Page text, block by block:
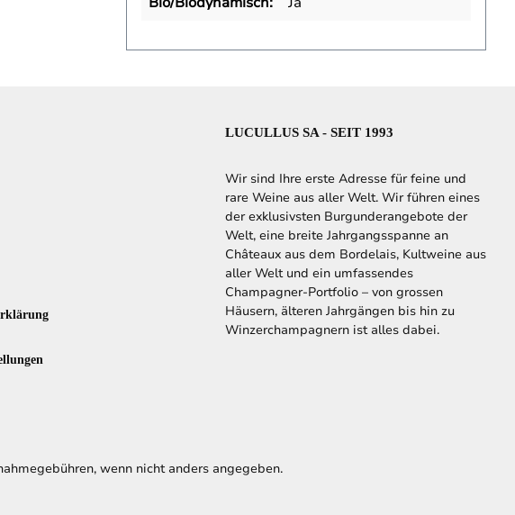
LUCULLUS SA - SEIT 1993
Wir sind Ihre erste Adresse für feine und
rare Weine aus aller Welt. Wir führen eines
der exklusivsten Burgunderangebote der
Welt, eine breite Jahrgangsspanne an
Châteaux aus dem Bordelais, Kultweine aus
aller Welt und ein umfassendes
Champagner-Portfolio – von grossen
Häusern, älteren Jahrgängen bis hin zu
Winzerchampagnern ist alles dabei.
wenn nicht anders angegeben.